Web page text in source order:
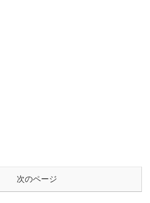
次のページ